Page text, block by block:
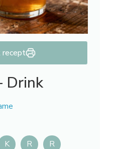
recept
Drink
K R R